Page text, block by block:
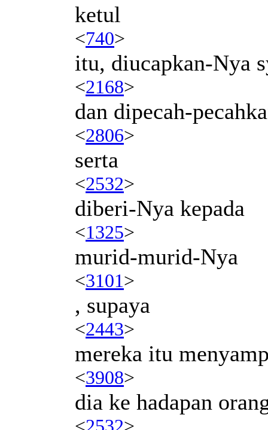
ketul
<740>
itu, diucapkan-Nya
<2168>
dan dipecah-
<2806>
serta
<2532>
diberi-Nya kepada
<1325>
murid-murid-Nya
<3101>
, supaya
<2443>
mereka itu
<3908>
dia ke hadapan